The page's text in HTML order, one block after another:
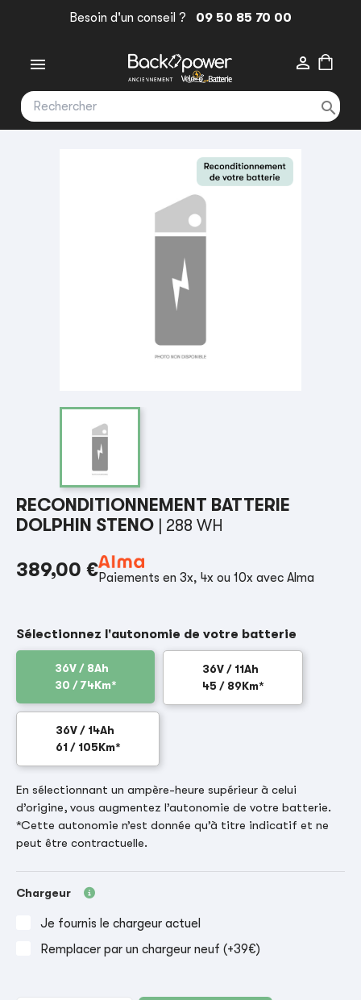
Besoin d'un conseil ? 09 50 85 70 00
 

RECONDITIONNEMENT BATTERIE
DOLPHIN STENO
| 288 WH
389,00 €Paiements en 3x, 4x ou 10x avec Alma
Sélectionnez l'autonomie de votre batterie
36V / 8Ah
30 / 74Km*
36V / 11Ah
45 / 89Km*
36V / 14Ah
61 / 105Km*
En sélectionnant un ampère-heure supérieur à celui
d’origine, vous augmentez l’autonomie de votre batterie.
*Cette autonomie n’est donnée qu’à titre indicatif et ne
peut être contractuelle.
Chargeur
Je fournis le chargeur actuel
Remplacer par un chargeur neuf (+39€)